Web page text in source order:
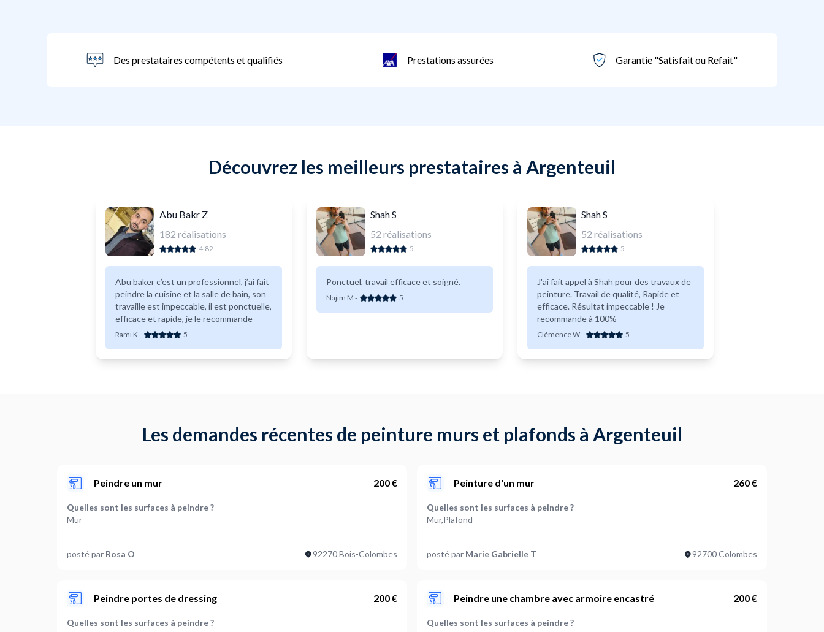
Des prestataires compétents et qualifiés Prestations assurées Garantie "Satisfait ou Refait"
Découvrez les meilleurs prestataires à Argenteuil
Abu Bakr Z
182 réalisations
4.82
Abu baker c’est un professionnel, j’ai fait
peindre la cuisine et la salle de bain, son
travaille est impeccable, il est ponctuelle,
efficace et rapide, je le recommande
Rami K- 5
Shah S
52 réalisations
5
Ponctuel, travail efficace et soigné.
Najim M - 5
Shah S
52 réalisations
5
J'ai fait appel à Shah pour des travaux de
peinture. Travail de qualité, Rapide et
efficace. Résultat impeccable ! Je
recommande à 100%
Clémence W- 5
Les demandes récentes de peinture murs et plafonds à Argenteuil
Peindre un mur 200 €
Quelles sont les surfaces à peindre ?
Mur
14
Chambre
Faut-il retirer un revêtement mural ?
Non
posté par Rosa O 92270 Bois-Colombes
Peinture d'un mur 260 €
Quelles sont les surfaces à peindre ?
Mur,Plafond
Couloir
Non
Bon état
posté par Marie Gabrielle T 92700 Colombes
Peindre portes de dressing 200 €
Quelles sont les surfaces à peindre ?
Peindre une chambre avec armoire encastré 200 €
Quelles sont les surfaces à peindre ?